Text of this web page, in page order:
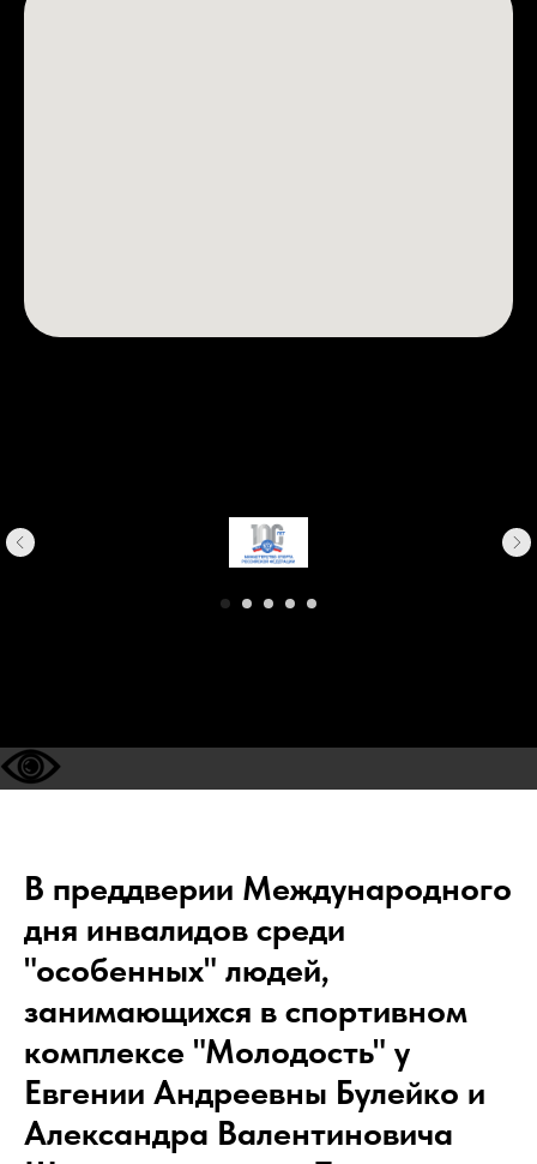
В преддверии Международного
дня инвалидов среди
"особенных" людей,
занимающихся в спортивном
комплексе "Молодость" у
Евгении Андреевны Булейко и
Александра Валентиновича